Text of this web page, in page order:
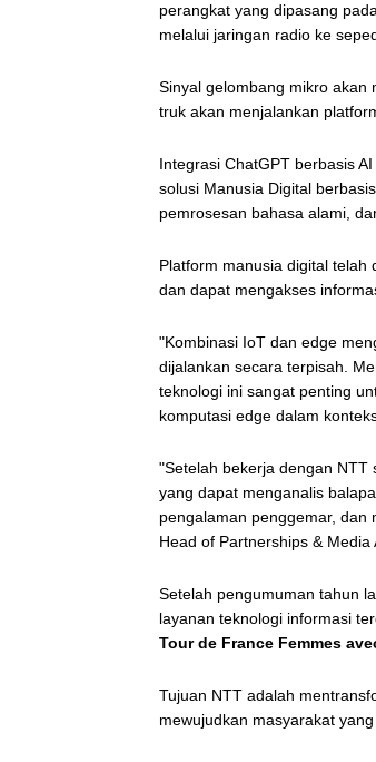
perangkat yang dipasang
melalui jaringan radio ke
Sinyal gelombang mikro akan
truk akan menjalankan
Integrasi ChatGPT berbasis
solusi Manusia Digital
pemrosesan bahasa alami,
Platform manusia digital
dan dapat mengakses
"Kombinasi IoT dan edge
dijalankan secara terpisah.
teknologi ini sangat penting
komputasi edge dalam
"Setelah bekerja dengan NTT
yang dapat menganalis
pengalaman penggemar, dan
Head of Partnerships & Media
Setelah pengumuman tahun
layanan teknologi informasi
Tour de France Femmes
Tujuan NTT adalah
mewujudkan masyarakat